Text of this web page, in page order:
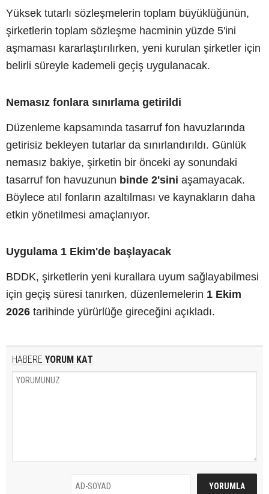
Yüksek tutarlı sözleşmelerin toplam büyüklüğünün,
şirketlerin toplam sözleşme hacminin yüzde 5'ini
aşmaması kararlaştırılırken, yeni kurulan şirketler için
belirli süreyle kademeli geçiş uygulanacak.
Nemasız fonlara sınırlama getirildi
Düzenleme kapsamında tasarruf fon havuzlarında
getirisiz bekleyen tutarlar da sınırlandırıldı. Günlük
nemasız bakiye, şirketin bir önceki ay sonundaki
tasarruf fon havuzunun binde 2'sini aşamayacak.
Böylece atıl fonların azaltılması ve kaynakların daha
etkin yönetilmesi amaçlanıyor.
Uygulama 1 Ekim'de başlayacak
BDDK, şirketlerin yeni kurallara uyum sağlayabilmesi
için geçiş süresi tanırken, düzenlemelerin 1 Ekim
2026 tarihinde yürürlüğe gireceğini açıkladı.
HABERE YORUM KAT